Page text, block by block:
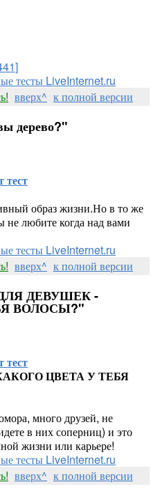
тесты LiveInternet.ru
вверх^ к полной версии
дерево?"
тест
образ жизни.Но в то же
любите когда над вами
тесты LiveInternet.ru
вверх^ к полной версии
ДЛЯ ДЕВУШЕК -
ВОЛОСЫ?"
тест
ЦВЕТА У ТЕБЯ
много друзей, не
в них соперниц) и это
жизни или карьере!
тесты LiveInternet.ru
вверх^ к полной версии